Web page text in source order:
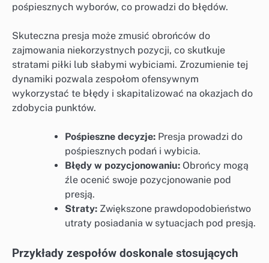
pośpiesznych wyborów, co prowadzi do błędów.
Skuteczna presja może zmusić obrońców do
zajmowania niekorzystnych pozycji, co skutkuje
stratami piłki lub słabymi wybiciami. Zrozumienie tej
dynamiki pozwala zespołom ofensywnym
wykorzystać te błędy i skapitalizować na okazjach do
zdobycia punktów.
Pośpieszne decyzje: Presja prowadzi do
pośpiesznych podań i wybicia.
Błędy w pozycjonowaniu: Obrońcy mogą
źle ocenić swoje pozycjonowanie pod
presją.
Straty: Zwiększone prawdopodobieństwo
utraty posiadania w sytuacjach pod presją.
Przykłady zespołów doskonale stosujących